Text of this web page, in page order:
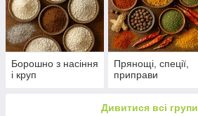
Борошно з насіння
і круп
Прянощі, спеції,
приправи
Дивитися всі групи